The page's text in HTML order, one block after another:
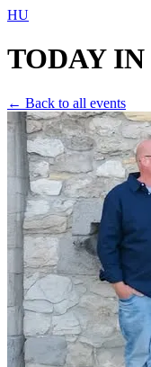
HU
TODAY IN
← Back to all events